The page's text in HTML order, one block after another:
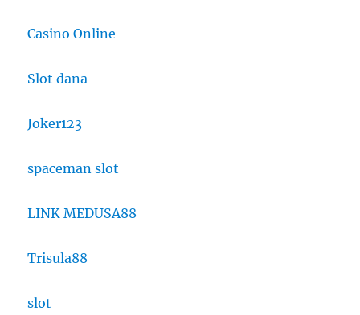
Casino Online
Slot dana
Joker123
spaceman slot
LINK MEDUSA88
Trisula88
slot